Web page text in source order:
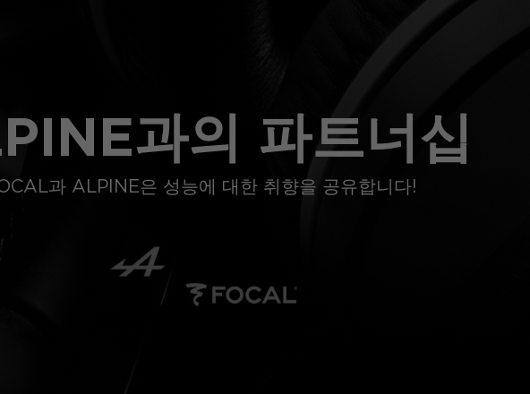
과의 파트너십
과 ALPINE은 성능에 대한 취향을 공유합니다!